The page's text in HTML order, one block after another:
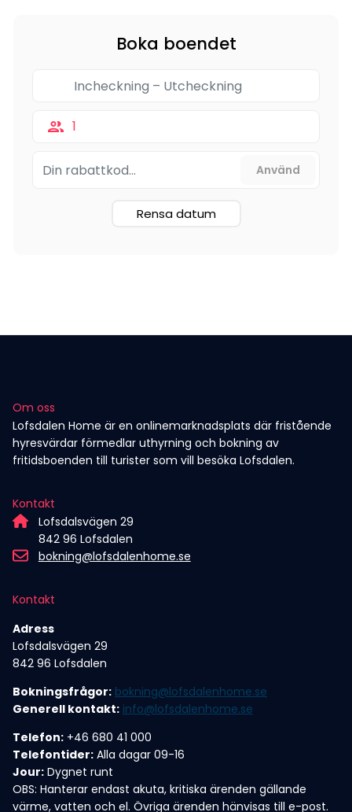
Boka boendet
1
Rensa datum
Om oss
Lofsdalen Home är en onlinemarknadsplats där fristående
hyresvärdar förmedlar uthyrning och bokning av
fritidsboenden till turister som vill besöka Lofsdalen.
Kontakt
Lofsdalsvägen 29
842 96 Lofsdalen
bokning@lofsdalenhome.se
Kontakt
Adress
Lofsdalsvägen 29
842 96 Lofsdalen
Bokningsfrågor: bokning@lofsdalenhome.se
Generell kontakt: info@lofsdalenhome.se
Telefon: +46 680 41 000
Telefontider: Alla dagar 09-16
Jour: Dygnet runt
OBS: Hanterar endast akuta, kritiska ärenden gällande
värme, vatten och el. Övriga ärenden hänvisas till e-post.